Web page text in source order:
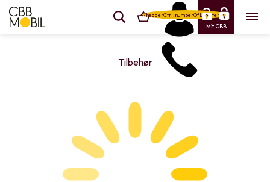
{{headerCtrl.numberOfLineItems}}
Mit CBB
Tilbehør